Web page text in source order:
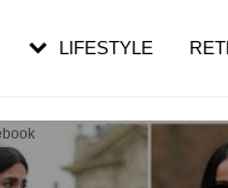
LIFESTYLE